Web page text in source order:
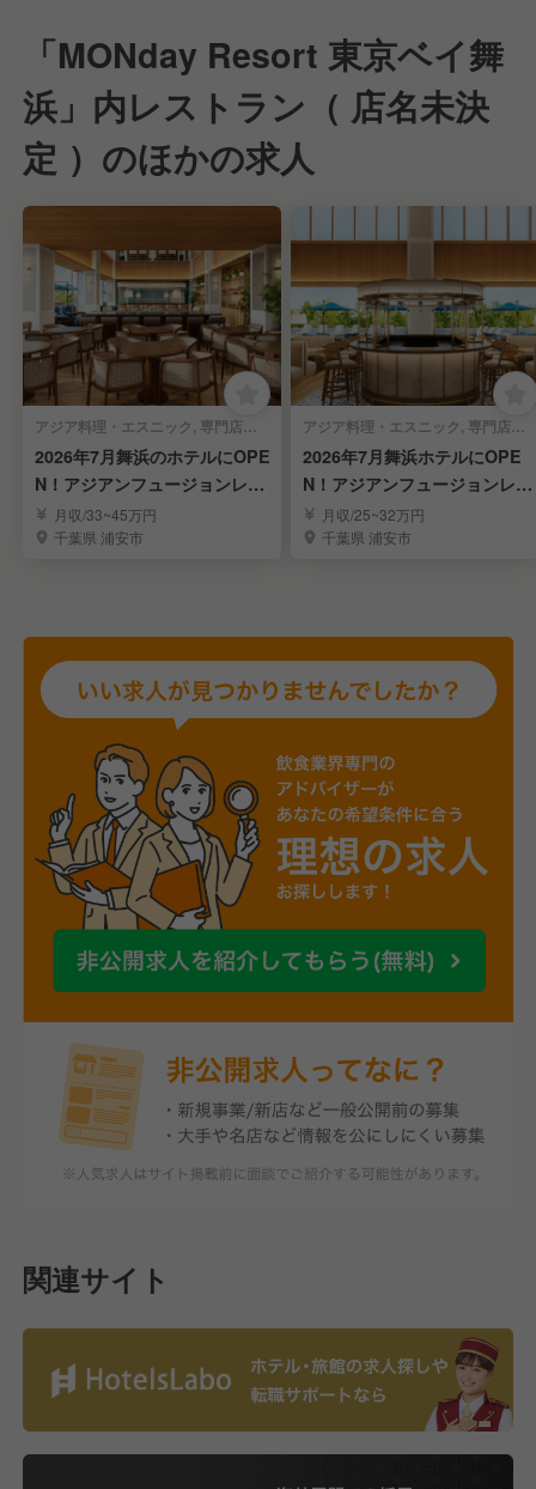
「MONday Resort 東京ベイ舞
浜」内レストラン（ 店名未決
定 ）のほかの求人
アジア料理・エスニック, 専門店（各国料理） | 店長・店長候補
2026年7月舞浜のホテルにOPE
N！アジアンフュージョンレス
トラン◎店長
月収/33~45万円
千葉県 浦安市
アジア料理・エスニック, 専門店（各国料理） | レストランサービス・ホールスタッフ
2026年7月舞浜ホテルにOPE
N！アジアンフュージョンレス
トラン◎ホール
月収/25~32万円
千葉県 浦安市
関連サイト